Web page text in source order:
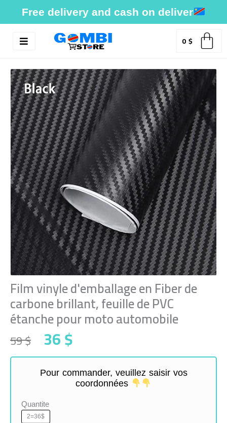
content
Free delivery and cash on deliver
0$
Film vinyle d'emballage en Fiber de
carbone brillant, feuille de PVC
étanche pour moto automobile
59$ Original
price
was:
59 $.
36$Current
is:
36 $.
Pour commander, veuillez saisir vos
coordonnées
Quantite
2=36$